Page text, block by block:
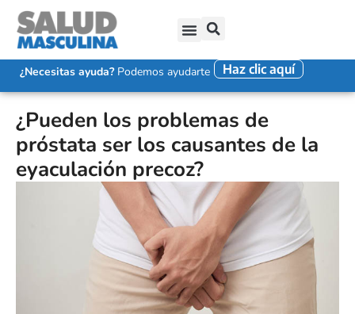
¿Necesitas ayuda?Podemos ayudarte Haz clic aquí
¿Pueden los problemas de
próstata ser los causantes de la
eyaculación precoz?